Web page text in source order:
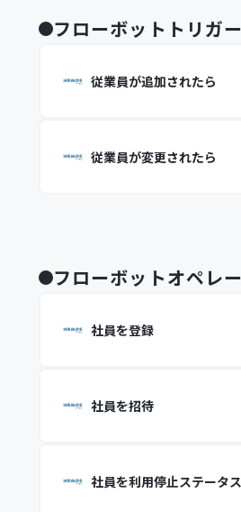
フローボットトリガー
従業員が追加されたら
従業員が変更されたら
フローボットオペレ
社員を登録
社員を招待
社員を利用停止ステータ